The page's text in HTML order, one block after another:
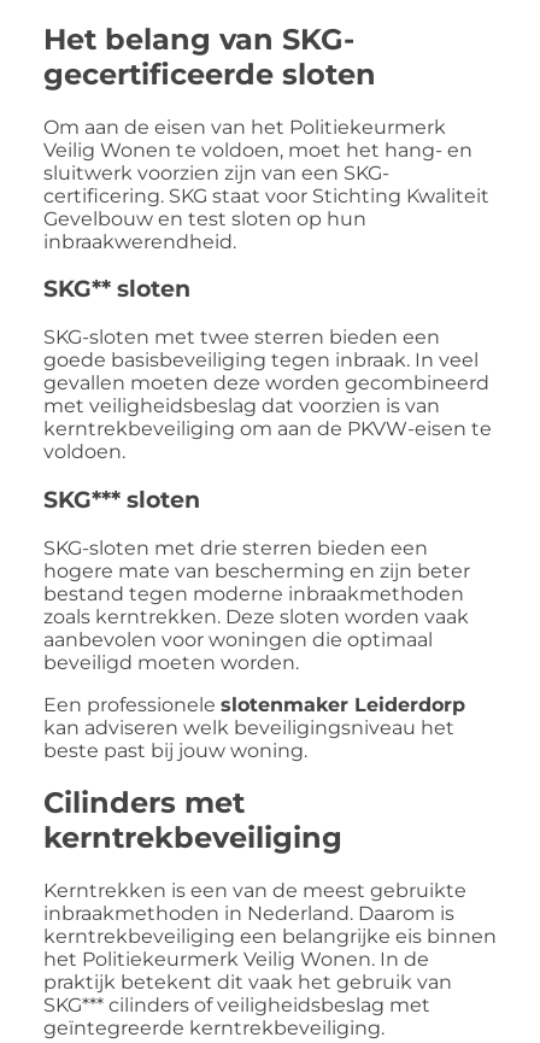
Het belang van SKG-
gecertificeerde sloten
Om aan de eisen van het Politiekeurmerk
Veilig Wonen te voldoen, moet het hang- en
sluitwerk voorzien zijn van een SKG-
certificering. SKG staat voor Stichting Kwaliteit
Gevelbouw en test sloten op hun
inbraakwerendheid.
SKG** sloten
SKG-sloten met twee sterren bieden een
goede basisbeveiliging tegen inbraak. In veel
gevallen moeten deze worden gecombineerd
met veiligheidsbeslag dat voorzien is van
kerntrekbeveiliging om aan de PKVW-eisen te
voldoen.
SKG*** sloten
SKG-sloten met drie sterren bieden een
hogere mate van bescherming en zijn beter
bestand tegen moderne inbraakmethoden
zoals kerntrekken. Deze sloten worden vaak
aanbevolen voor woningen die optimaal
beveiligd moeten worden.
Een professionele slotenmaker Leiderdorp
kan adviseren welk beveiligingsniveau het
beste past bij jouw woning.
Cilinders met
kerntrekbeveiliging
Kerntrekken is een van de meest gebruikte
inbraakmethoden in Nederland. Daarom is
kerntrekbeveiliging een belangrijke eis binnen
het Politiekeurmerk Veilig Wonen. In de
praktijk betekent dit vaak het gebruik van
SKG*** cilinders of veiligheidsbeslag met
geïntegreerde kerntrekbeveiliging.